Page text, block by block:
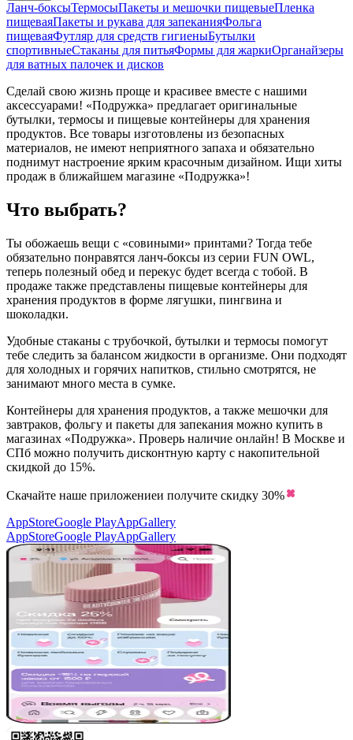
Ланч-боксыТермосыПакеты и мешочки пищевыеПленка
пищеваяПакеты и рукава для запеканияФольга
пищеваяФутляр для средств гигиеныБутылки
спортивныеСтаканы для питьяФормы для жаркиОрганайзеры
для ватных палочек и дисков
Сделай свою жизнь проще и красивее вместе с нашими
аксессуарами! «Подружка» предлагает оригинальные
бутылки, термосы и пищевые контейнеры для хранения
продуктов. Все товары изготовлены из безопасных
материалов, не имеют неприятного запаха и обязательно
поднимут настроение ярким красочным дизайном. Ищи хиты
продаж в ближайшем магазине «Подружка»!
Что выбрать?
Ты обожаешь вещи с «совиными» принтами? Тогда тебе
обязательно понравятся ланч-боксы из серии FUN OWL,
теперь полезный обед и перекус будет всегда с тобой. В
продаже также представлены пищевые контейнеры для
хранения продуктов в форме лягушки, пингвина и
шоколадки.
Удобные стаканы с трубочкой, бутылки и термосы помогут
тебе следить за балансом жидкости в организме. Они подходят
для холодных и горячих напитков, стильно смотрятся, не
занимают много места в сумке.
Контейнеры для хранения продуктов, а также мешочки для
завтраков, фольгу и пакеты для запекания можно купить в
магазинах «Подружка». Проверь наличие онлайн! В Москве и
СПб можно получить дисконтную карту с накопительной
скидкой до 15%.
Скачайте наше приложениеи получите скидку 30%
AppStoreGoogle PlayAppGallery
AppStoreGoogle PlayAppGallery